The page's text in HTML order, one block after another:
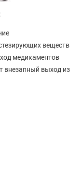
веществ
медикаментов
внезапный выход из